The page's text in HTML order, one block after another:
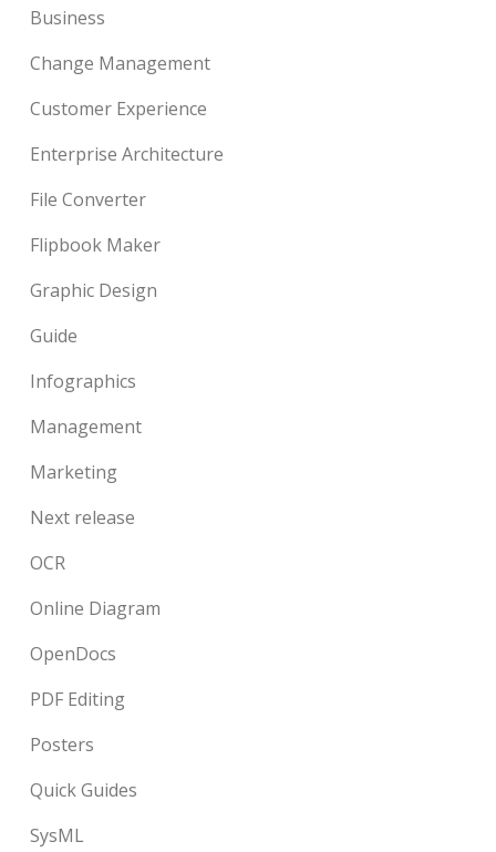
Business
Change Management
Customer Experience
Enterprise Architecture
File Converter
Flipbook Maker
Graphic Design
Guide
Infographics
Management
Marketing
Next release
OCR
Online Diagram
OpenDocs
PDF Editing
Posters
Quick Guides
SysML